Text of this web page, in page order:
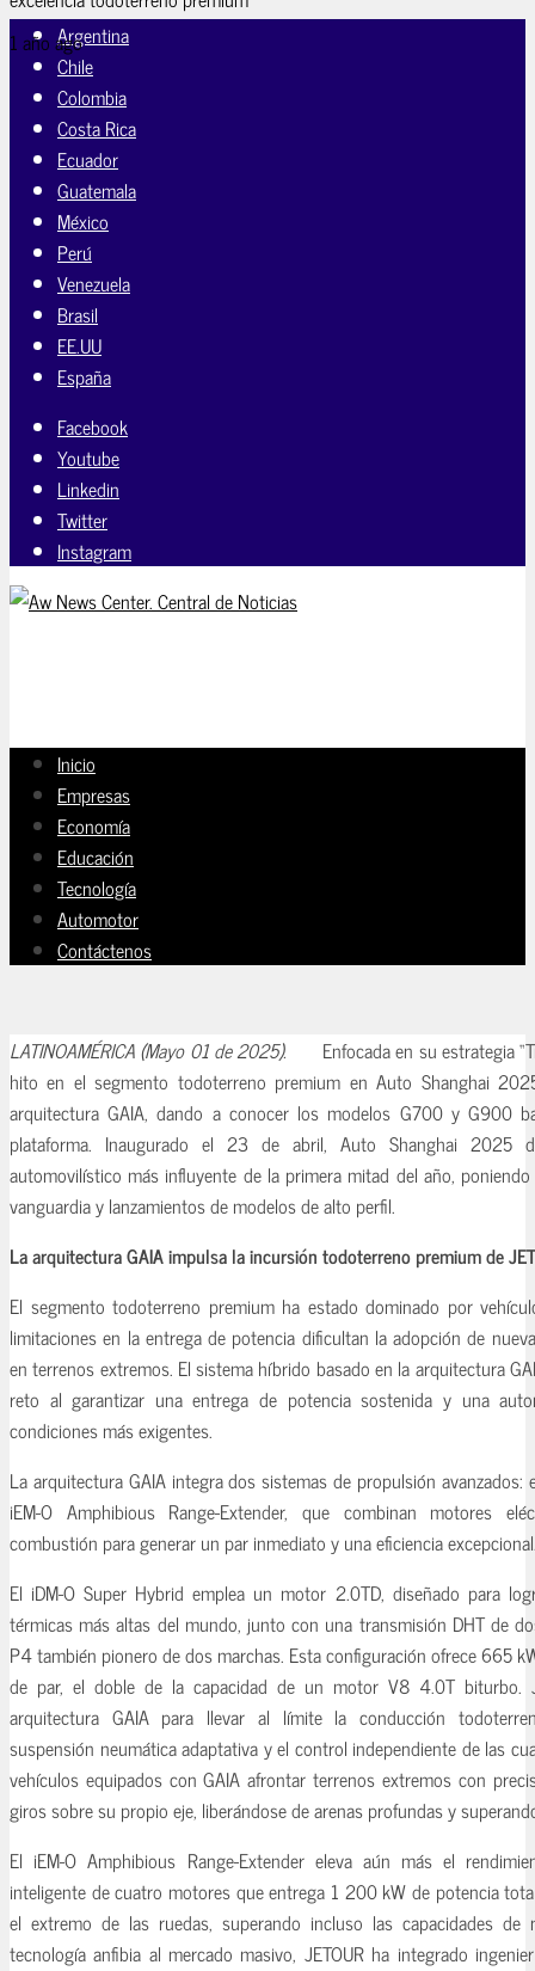
Argentina
Chile
Colombia
Costa Rica
Ecuador
Guatemala
México
Perú
Venezuela
Brasil
EE.UU
España
Facebook
Youtube
Linkedin
Twitter
Instagram
Inicio
Empresas
Economía
Educación
Tecnología
Automotor
Contáctenos
1 año ago
LATINOAMÉRICA (Mayo 01 de 2025). Enfocada en su estrategia
hito en el segmento todoterreno premium en Auto Shanghai
arquitectura GAIA, dando a conocer los modelos G700 y G900
plataforma. Inaugurado el 23 de abril, Auto Shanghai 2025
automovilístico más influyente de la primera mitad del año,
vanguardia y lanzamientos de modelos de alto perfil.
La arquitectura GAIA impulsa la incursión todoterreno premium de
El segmento todoterreno premium ha estado dominado por
limitaciones en la entrega de potencia dificultan la adopción de
en terrenos extremos. El sistema híbrido basado en la arquitectura
reto al garantizar una entrega de potencia sostenida y una
condiciones más exigentes.
La arquitectura GAIA integra dos sistemas de propulsión avanzados:
iEM-O Amphibious Range-Extender, que combinan motores
combustión para generar un par inmediato y una eficiencia
El iDM-O Super Hybrid emplea un motor 2.0TD, diseñado para
térmicas más altas del mundo, junto con una transmisión DHT de
P4 también pionero de dos marchas. Esta configuración ofrece 665
de par, el doble de la capacidad de un motor V8 4.0T biturbo.
arquitectura GAIA para llevar al límite la conducción
suspensión neumática adaptativa y el control independiente de las
vehículos equipados con GAIA afrontar terrenos extremos con
giros sobre su propio eje, liberándose de arenas profundas y
El iEM-O Amphibious Range-Extender eleva aún más el
inteligente de cuatro motores que entrega 1 200 kW de potencia
el extremo de las ruedas, superando incluso las capacidades de
tecnología anfibia al mercado masivo, JETOUR ha integrado